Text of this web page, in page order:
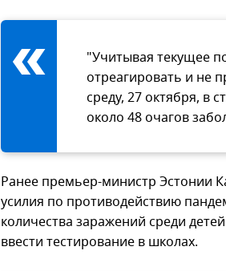
"Учитывая текущее
отреагировать и не
среду, 27 октября, в
около 48 очагов
Ранее премьер-министр Эстонии
усилия по противодействию
количества заражений среди
ввести тестирование в школах.